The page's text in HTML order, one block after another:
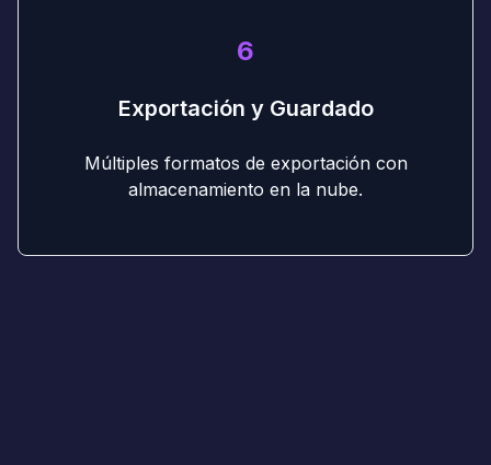
6
Exportación y Guardado
Múltiples formatos de exportación con
almacenamiento en la nube.